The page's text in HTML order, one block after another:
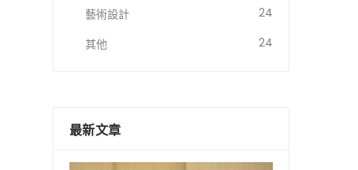
藝術設計
24
其他
24
最新文章